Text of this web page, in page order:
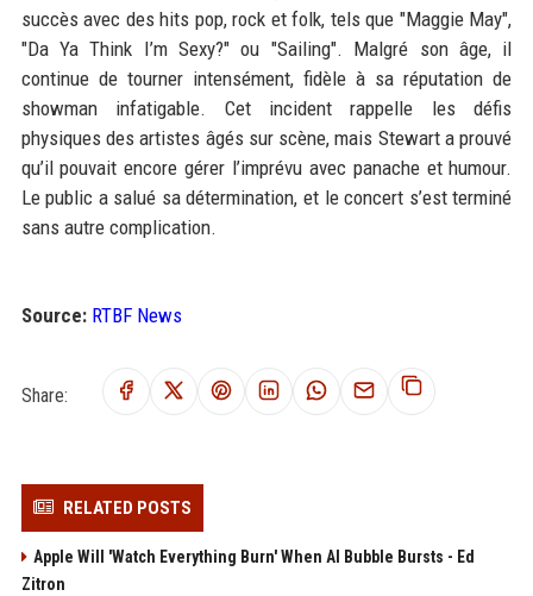
succès avec des hits pop, rock et folk, tels que "Maggie May",
"Da Ya Think I’m Sexy?" ou "Sailing". Malgré son âge, il
continue de tourner intensément, fidèle à sa réputation de
showman infatigable. Cet incident rappelle les défis
physiques des artistes âgés sur scène, mais Stewart a prouvé
qu’il pouvait encore gérer l’imprévu avec panache et humour.
Le public a salué sa détermination, et le concert s’est terminé
sans autre complication.
Source: RTBF News
Share:
RELATED POSTS
Apple Will 'Watch Everything Burn' When AI Bubble Bursts - Ed
Zitron